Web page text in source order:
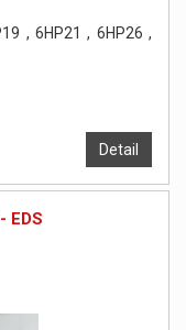
, 6HP21 , 6HP26 ,
Detail
EDS